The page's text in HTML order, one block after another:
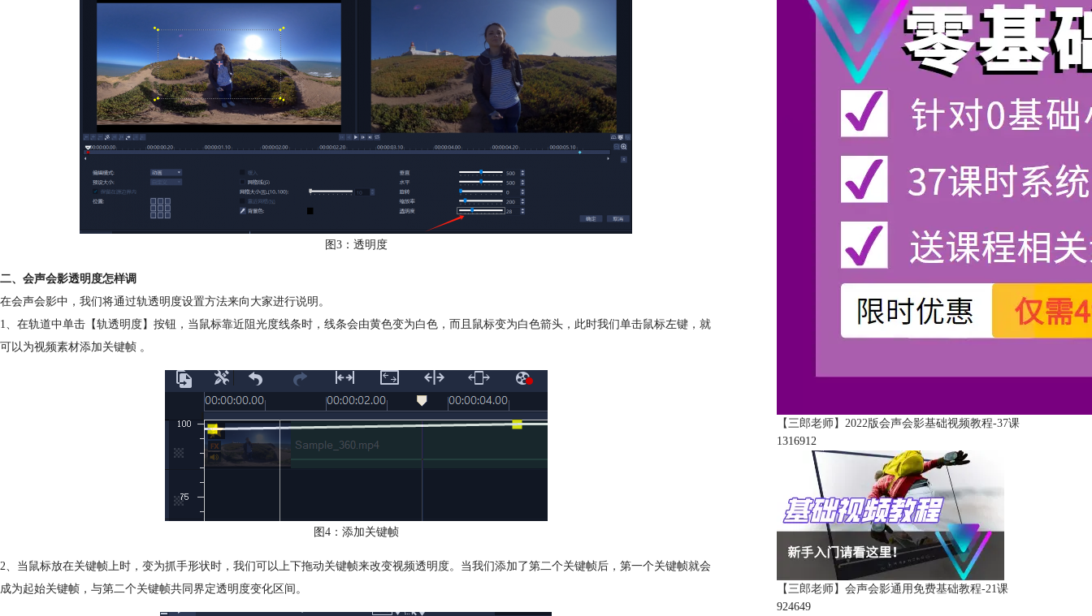
图3：透明度
二、会声会影透明度怎样调
在会声会影中，我们将通过轨透明度设置方法来向大家进行说明。
1、在轨道中单击【轨透明度】按钮，当鼠标靠近阻光度线条时，线条会由黄色变为白色，而且鼠标变为白色箭头，此时我们单击鼠标左键，就
可以为视频素材添加关键帧 。
图4：添加关键帧
2、当鼠标放在关键帧上时，变为抓手形状时，我们可以上下拖动关键帧来改变视频透明度。当我们添加了第二个关键帧后，第一个关键帧就会
成为起始关键帧，与第二个关键帧共同界定透明度变化区间。
【三郎老师】2022版会声会影基础视频教程-37课
1316912
【三郎老师】会声会影通用免费基础教程-21课
924649